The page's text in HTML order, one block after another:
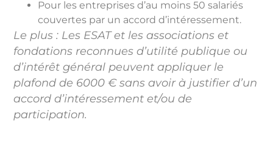
Pour les entreprises d’au moins 50 salariés
couvertes par un accord d’intéressement.
Le plus : Les ESAT et les associations et
fondations reconnues d’utilité publique ou
d’intérêt général peuvent appliquer le
plafond de 6000 € sans avoir à justifier d’un
accord d’intéressement et/ou de
participation.